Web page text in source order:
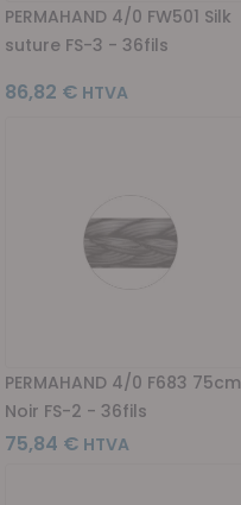
PERMAHAND 4/0 FW501 Silk
suture FS-3 - 36fils
86,82 €
PERMAHAND 4/0 F683 75cm
Noir FS-2 - 36fils
75,84 €